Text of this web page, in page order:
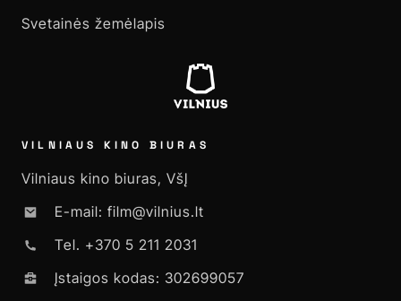
Svetainės žemėlapis
VILNIAUS KINO BIURAS
Vilniaus kino biuras, VšĮ
E-mail: film@vilnius.lt
Tel. +370 5 211 2031
Įstaigos kodas: 302699057